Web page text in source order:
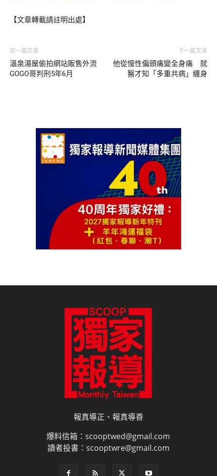
【文章轉載請註明出處】
前一篇文章
溫泉湯屋偷拍網站販售外流
GOGO哥判刑5年6月
下一篇文章
他從慢性偏頭痛變全身痛 就
醫才知「多重共病」纏身
報真導正、報真導善
爆料信箱：scooptwed@gmail.com
讀者投書：scooptwre@gmail.com